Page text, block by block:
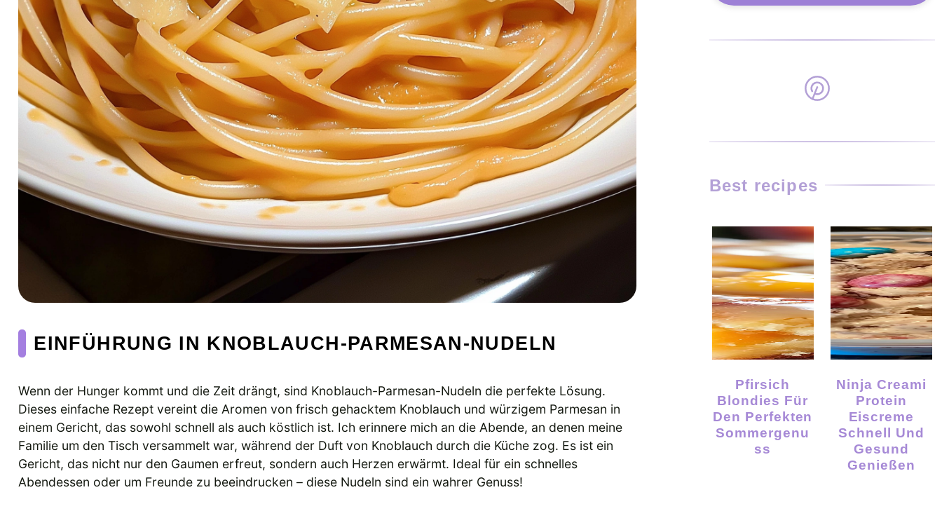
EINFÜHRUNG IN KNOBLAUCH-PARMESAN-NUDELN
Wenn der Hunger kommt und die Zeit drängt, sind Knoblauch-Parmesan-Nudeln die perfekte Lösung.
Dieses einfache Rezept vereint die Aromen von frisch gehacktem Knoblauch und würzigem Parmesan in
einem Gericht, das sowohl schnell als auch köstlich ist. Ich erinnere mich an die Abende, an denen meine
Familie um den Tisch versammelt war, während der Duft von Knoblauch durch die Küche zog. Es ist ein
Gericht, das nicht nur den Gaumen erfreut, sondern auch Herzen erwärmt. Ideal für ein schnelles
Abendessen oder um Freunde zu beeindrucken – diese Nudeln sind ein wahrer Genuss!
Best recipes
Pfirsich
Blondies Für
Den Perfekten
Sommergenu
Ss
Ninja Creami
Protein
Eiscreme
Schnell Und
Gesund
Genießen